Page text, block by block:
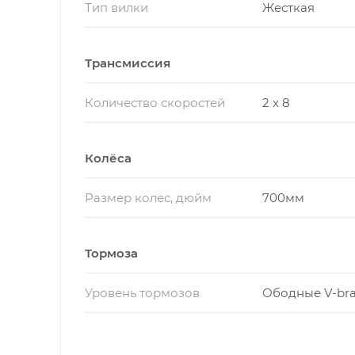
Тип вилки Жесткая
Трансмиссия
Количество скоростей 2 x 8
Колёса
Размер колес, дюйм 700мм
Тормоза
Уровень тормозов Ободные V-